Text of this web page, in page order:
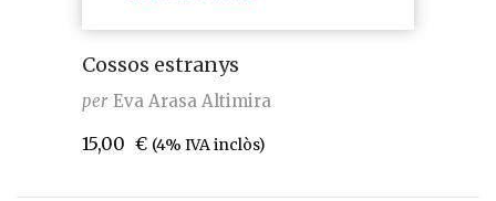
Cossos estranys
per Eva Arasa Altimira
15,00 € (4% IVA inclòs)